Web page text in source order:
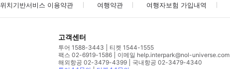
위치기반서비스 이용약관 여행약관 여행자보험 가입내역
고객센터
투어 1588-3443
티켓 1544-1555
팩스 02-6919-1586
이메일 help.interpark@nol-universe.com
해외항공 02-3479-4399
국내항공 02-3479-4340